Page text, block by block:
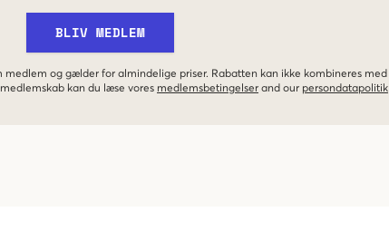
BLIV MEDLEM
og gælder for almindelige priser. Rabatten kan ikke kombineres med
kan du læse vores medlemsbetingelser and our persondatapolitik